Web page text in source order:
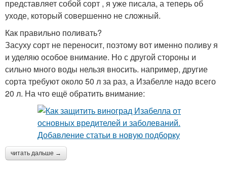
представляет собой сорт , я уже писала, а теперь об
уходе, который совершенно не сложный.
Как правильно поливать?
Засуху сорт не переносит, поэтому вот именно поливу я
и уделяю особое внимание. Но с другой стороны и
сильно много воды нельзя вносить. например, другие
сорта требуют около 50 л за раз, а Изабелле надо всего
20 л. На что ещё обратить внимание:
читать дальше →